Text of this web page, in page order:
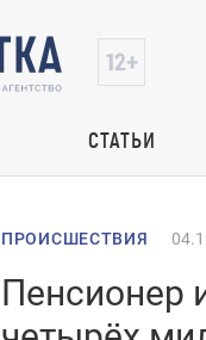
СТАТЬИ
ПРОИСШЕСТВИЯ
Пенсионер